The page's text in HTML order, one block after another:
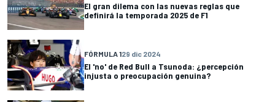
El gran dilema con las nuevas reglas que
definirá la temporada 2025 de F1
FÓRMULA 129 dic 2024
El 'no' de Red Bull a Tsunoda: ¿percepción
injusta o preocupación genuina?